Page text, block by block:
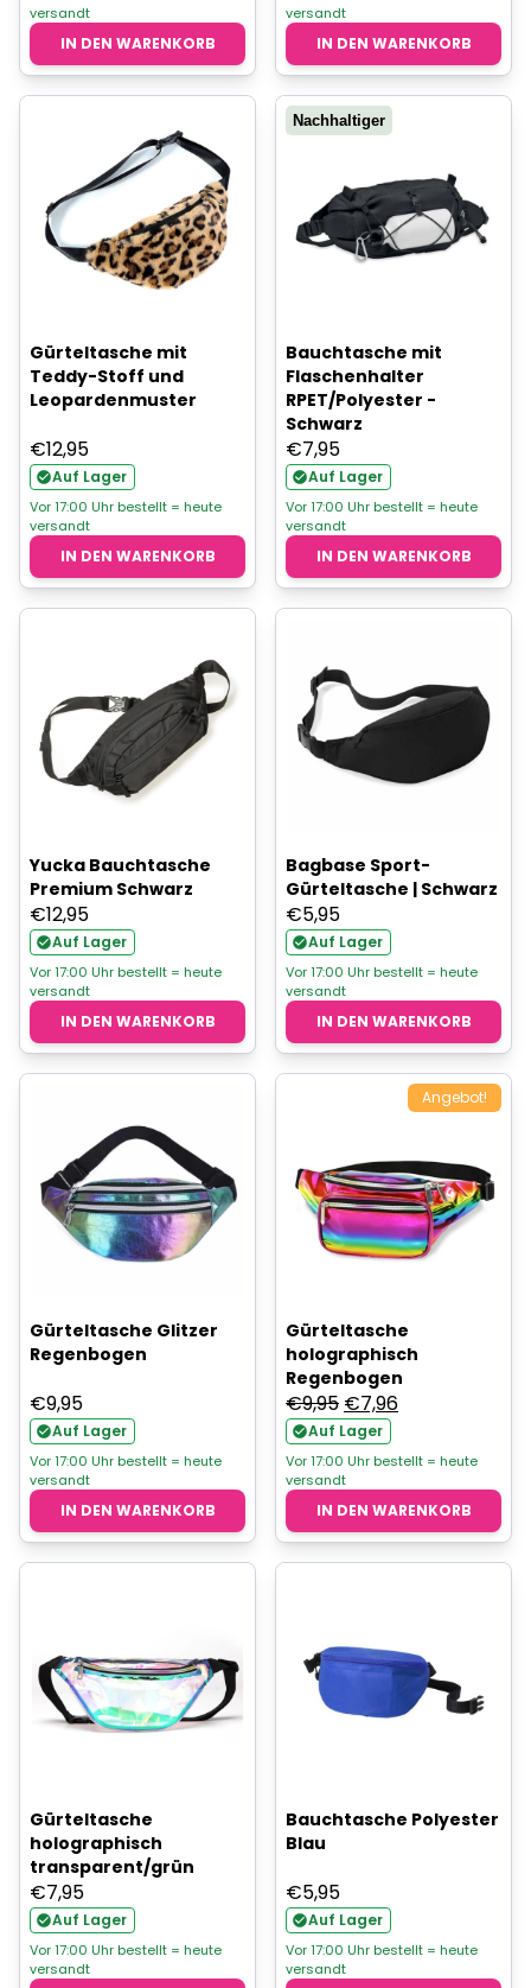
versandt
IN DEN WARENKORB
versandt
IN DEN WARENKORB
Gürteltasche mit
Teddy-Stoff und
Leopardenmuster
€12,95
Auf Lager
Vor 17:00 Uhr bestellt = heute
versandt
IN DEN WARENKORB
Nachhaltiger
Bauchtasche mit
Flaschenhalter
RPET/Polyester -
Schwarz
€7,95
Auf Lager
Vor 17:00 Uhr bestellt = heute
versandt
IN DEN WARENKORB
Yucka Bauchtasche
Premium Schwarz
€12,95
Auf Lager
Vor 17:00 Uhr bestellt = heute
versandt
IN DEN WARENKORB
Bagbase Sport-
Gürteltasche | Schwarz
€5,95
Auf Lager
Vor 17:00 Uhr bestellt = heute
versandt
IN DEN WARENKORB
Gürteltasche Glitzer
Regenbogen
€9,95
Auf Lager
Vor 17:00 Uhr bestellt = heute
versandt
IN DEN WARENKORB
Angebot!
Gürteltasche
holographisch
Regenbogen
€9,95 Ursprünglicher
Preis
war:
€9,95
€7,96Aktueller
ist:
€7,96.
Auf Lager
Vor 17:00 Uhr bestellt = heute
versandt
IN DEN WARENKORB
Gürteltasche
holographisch
transparent/grün
€7,95
Auf Lager
Vor 17:00 Uhr bestellt = heute
versandt
Bauchtasche Polyester
Blau
€5,95
Auf Lager
Vor 17:00 Uhr bestellt = heute
versandt